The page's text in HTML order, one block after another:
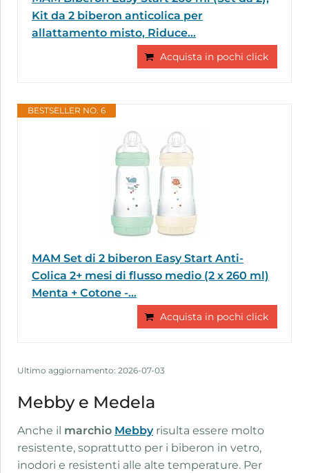
Kit da 2 biberon anticolica per
allattamento misto, Riduce...
Acquista in pochi click
BESTSELLER NO. 6
MAM Set di 2 biberon Easy Start Anti-
Colica 2+ mesi di flusso medio (2 x 260 ml)
Menta + Cotone -...
Acquista in pochi click
Ultimo aggiornamento: 2026-07-03
Mebby e Medela
Anche il marchio Mebbyrisulta essere molto
resistente, soprattutto per i biberon in vetro,
inodori e resistenti alle alte temperature. Per